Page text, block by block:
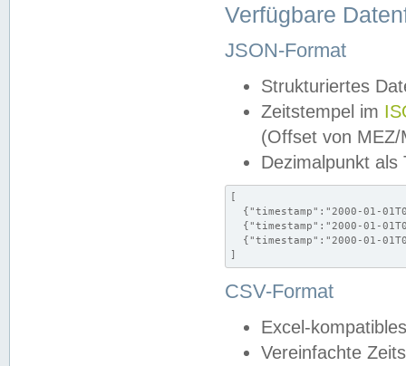
Verfügbare
JSON-Format
Strukturiertes
Zeitstempel im
(Offset von MEZ/
Dezimalpunkt als
[
{"timestamp":"2000-01-
{"timestamp":"2000-01-
{"timestamp":"2000-01-
]
CSV-Format
Excel-
Vereinfachte